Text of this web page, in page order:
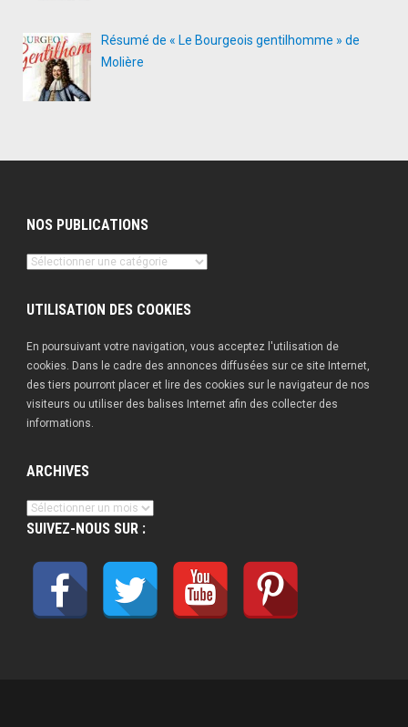
Résumé de « Le Bourgeois gentilhomme » de
Molière
NOS PUBLICATIONS
Nos
UTILISATION DES COOKIES
En poursuivant votre navigation, vous acceptez l'utilisation de
cookies. Dans le cadre des annonces diffusées sur ce site Internet,
des tiers pourront placer et lire des cookies sur le navigateur de nos
visiteurs ou utiliser des balises Internet afin des collecter des
informations.
ARCHIVES
Archives
SUIVEZ-NOUS SUR :